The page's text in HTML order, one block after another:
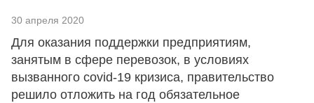
30 апреля 2020
Для оказания поддержки предприятиям,
занятым в сфере перевозок, в условиях
вызванного covid-19 кризиса, правительство
решило отложить на год обязательное